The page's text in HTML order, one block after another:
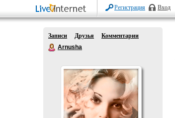
Регистрация Вход
Записи Друзья
Комментарии
Arnusha